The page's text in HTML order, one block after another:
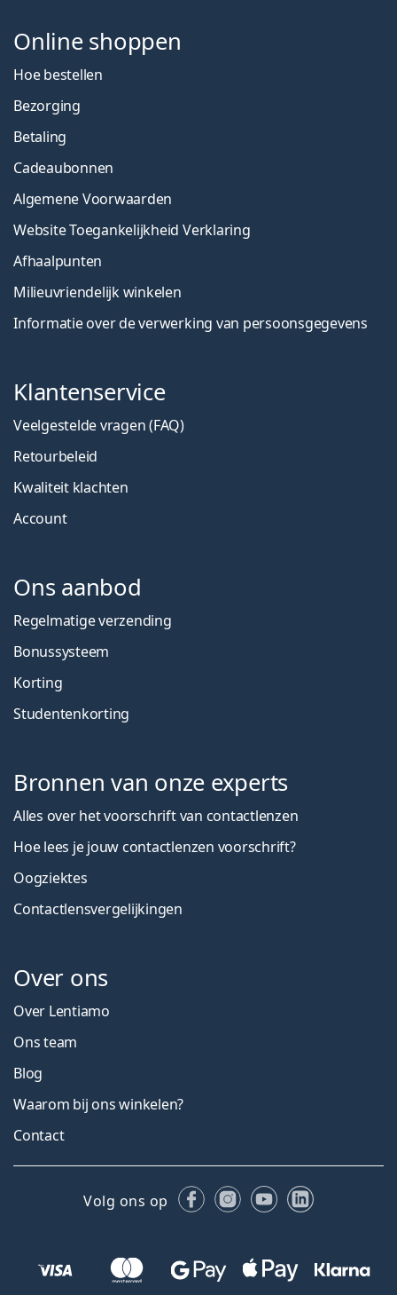
Online shoppen
Hoe bestellen
Bezorging
Betaling
Cadeaubonnen
Algemene Voorwaarden
Website Toegankelijkheid Verklaring
Afhaalpunten
Milieuvriendelijk winkelen
Informatie over de verwerking van persoonsgegevens
Klantenservice
Veelgestelde vragen (FAQ)
Retourbeleid
Kwaliteit klachten
Account
Ons aanbod
Regelmatige verzending
Bonussysteem
Korting
Studentenkorting
Bronnen van onze experts
Alles over het voorschrift van contactlenzen
Hoe lees je jouw contactlenzen voorschrift?
Oogziektes
Contactlensvergelijkingen
Over ons
Over Lentiamo
Ons team
Blog
Waarom bij ons winkelen?
Contact
Volg ons op FacebookInstagram
YouTubeLinkedIn